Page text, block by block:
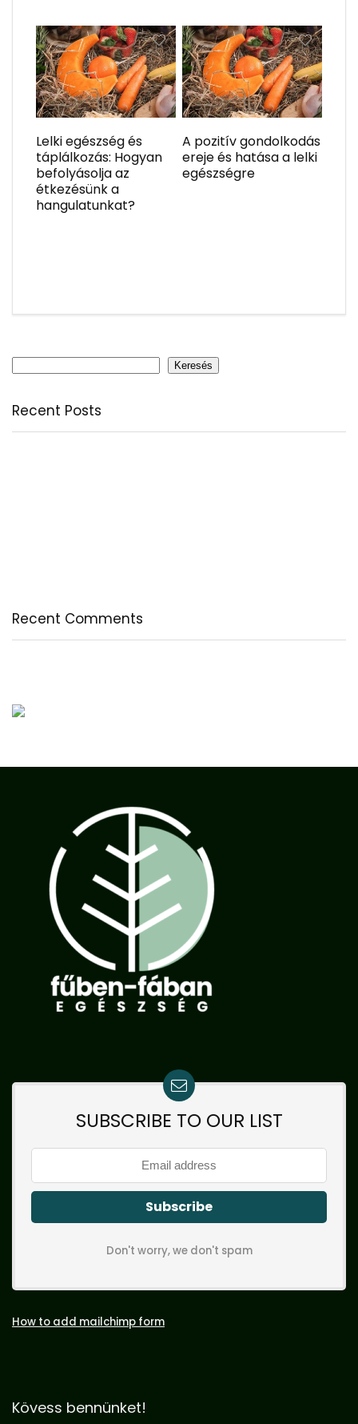
Lelki egészség és
táplálkozás: Hogyan
befolyásolja az
étkezésünk a
hangulatunkat?
A pozitív gondolkodás
ereje és hatása a lelki
egészségre
Keresés
Recent Posts
Recent Comments
SUBSCRIBE TO OUR LIST
Don't worry, we don't spam
How to add mailchimp form
Kövess bennünket!